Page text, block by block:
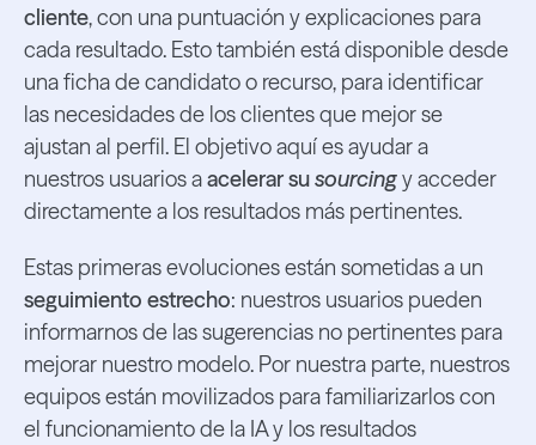
cliente, con una puntuación y explicaciones para
cada resultado. Esto también está disponible desde
una ficha de candidato o recurso, para identificar
las necesidades de los clientes que mejor se
ajustan al perfil. El objetivo aquí es ayudar a
nuestros usuarios aacelerar susourcingy acceder
directamente a los resultados más pertinentes.
Estas primeras evoluciones están sometidas a un
seguimiento estrecho: nuestros usuarios pueden
informarnos de las sugerencias no pertinentes para
mejorar nuestro modelo. Por nuestra parte, nuestros
equipos están movilizados para familiarizarlos con
el funcionamiento de la IA y los resultados